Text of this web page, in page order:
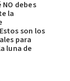
NO debes
la
son los
para
luna de